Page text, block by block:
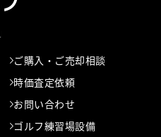
ご購入・ご売却相談
時価査定依頼
お問い合わせ
ゴルフ練習場設備